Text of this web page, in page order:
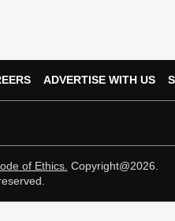
ADVERTISE WITH US
of Ethics. Copyright@2026.